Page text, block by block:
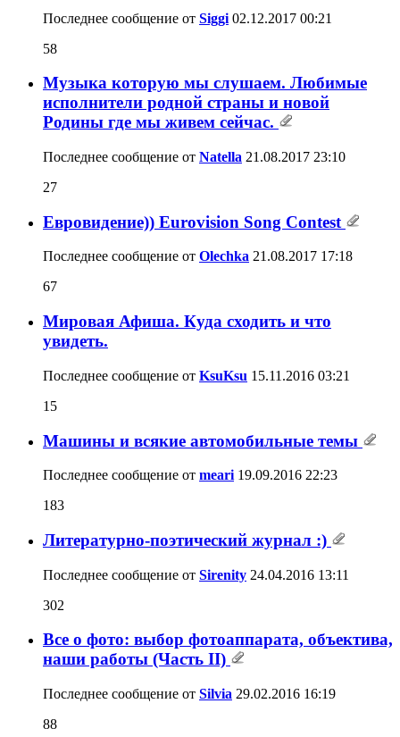
Последнее сообщение от Siggi 02.12.2017 00:21
58
Музыка которую мы слушаем. Любимые
исполнители родной страны и новой
Родины где мы живем сейчас.
Последнее сообщение от Natella 21.08.2017 23:10
27
Евровидение)) Eurovision Song Contest
Последнее сообщение от Olechka 21.08.2017 17:18
67
Мировая Афиша. Куда сходить и что
увидеть.
Последнее сообщение от KsuKsu 15.11.2016 03:21
15
Машины и всякие автомобильные темы
Последнее сообщение от meari 19.09.2016 22:23
183
Литературно-поэтический журнал :)
Последнее сообщение от Sirenity 24.04.2016 13:11
302
Все о фото: выбор фотоаппарата, объектива,
наши работы (Часть II)
Последнее сообщение от Silvia 29.02.2016 16:19
88